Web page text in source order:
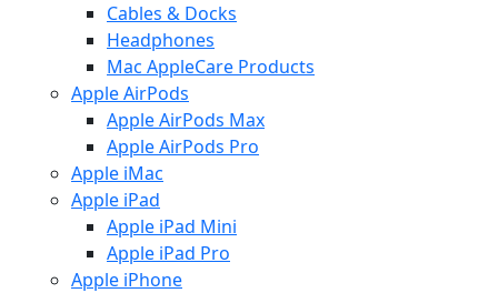
Cables & Docks
Headphones
Mac AppleCare Products
Apple AirPods
Apple AirPods Max
Apple AirPods Pro
Apple iMac
Apple iPad
Apple iPad Mini
Apple iPad Pro
Apple iPhone